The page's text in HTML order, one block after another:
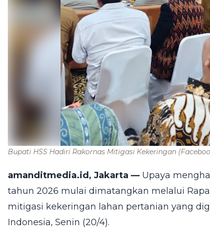
Bupati HSS Hadiri Rakornas Mitigasi Kekeringan
amanditmedia.id, Jakarta — Upaya
tahun 2026 mulai dimatangkan melalui
mitigasi kekeringan lahan pertanian yang
Indonesia, Senin (20/4).